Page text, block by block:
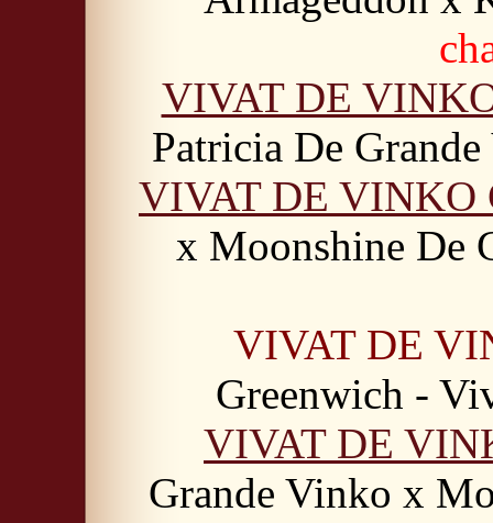
VIVAT DE
Patricia De
VIVAT DE VINKO
x Moonshine De
VIVAT DE
Greenwich -
VIVAT DE
Grande Vinko x